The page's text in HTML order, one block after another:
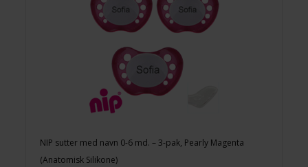
NIP sutter med navn 0-6 md. – 3-pak, Pearly Magenta
(Anatomisk Silikone)